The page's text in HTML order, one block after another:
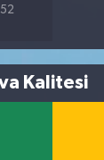
Kalitesi